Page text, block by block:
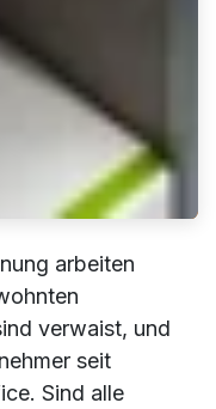
arbeiten
verwaist, und
seit
Sind alle